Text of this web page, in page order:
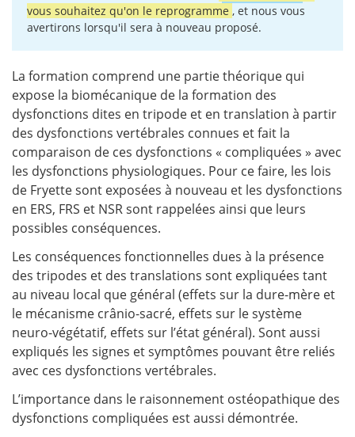
vous souhaitez qu'on le reprogramme , et nous vous
avertirons lorsqu'il sera à nouveau proposé.
La formation comprend une partie théorique qui
expose la biomécanique de la formation des
dysfonctions dites en tripode et en translation à partir
des dysfonctions vertébrales connues et fait la
comparaison de ces dysfonctions « compliquées » avec
les dysfonctions physiologiques. Pour ce faire, les lois
de Fryette sont exposées à nouveau et les dysfonctions
en ERS, FRS et NSR sont rappelées ainsi que leurs
possibles conséquences.
Les conséquences fonctionnelles dues à la présence
des tripodes et des translations sont expliquées tant
au niveau local que général (effets sur la dure-mère et
le mécanisme crânio-sacré, effets sur le système
neuro-végétatif, effets sur l’état général). Sont aussi
expliqués les signes et symptômes pouvant être reliés
avec ces dysfonctions vertébrales.
L’importance dans le raisonnement ostéopathique des
dysfonctions compliquées est aussi démontrée.